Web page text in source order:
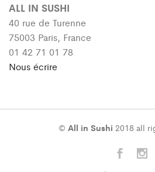
ALL IN SUSHI
40 rue de Turenne
75003 Paris, France
01 42 71 01 78
Nous écrire
© All in Sushi 2018 all